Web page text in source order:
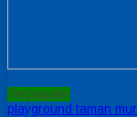
Terpopuler
playground taman